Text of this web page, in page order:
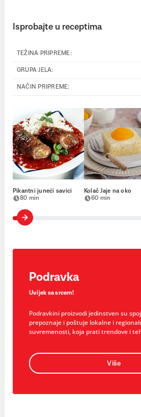
Isprobajte u receptima
TEŽINA PRIPREME:
GRUPA JELA:
NAČIN PRIPREME:
Pikantni juneći savici
80 min
Kolač Jaje na oko
60 min
Podravka
Uvijek sa srcem!
Podravkini proizvodi jedinstven su
prepoznaje i poštuje lokalne i
suvremenosti, koja prati trendove i
Više